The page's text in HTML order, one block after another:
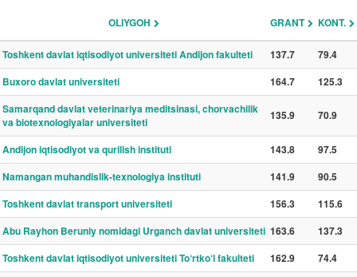
OLIYGOH GRANT KONT.
Toshkent davlat iqtisodiyot universiteti Andijon fakulteti 137.7
79.4
Buxoro davlat universiteti
164.7
125.3
Samarqand davlat veterinariya meditsinasi, chorvachilik
va biotexnologiyalar universiteti
135.9 70.9
Andijon iqtisodiyot va qurilish instituti 143.8
97.5
Namangan muhandislik-texnologiya instituti
141.9
90.5
Toshkent davlat transport universiteti
156.3
115.6
Abu Rayhon Beruniy nomidagi Urganch davlat universiteti 163.6
137.3
Toshkent davlat iqtisodiyot universiteti To‘rtko‘l fakulteti
162.9
74.4